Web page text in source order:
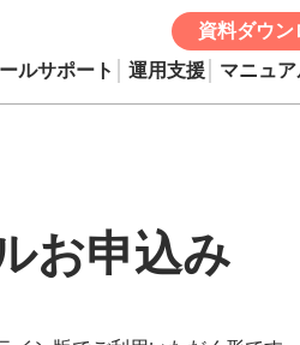
ルサポート 運用支援 マニュ
資料ダウン
お申込み